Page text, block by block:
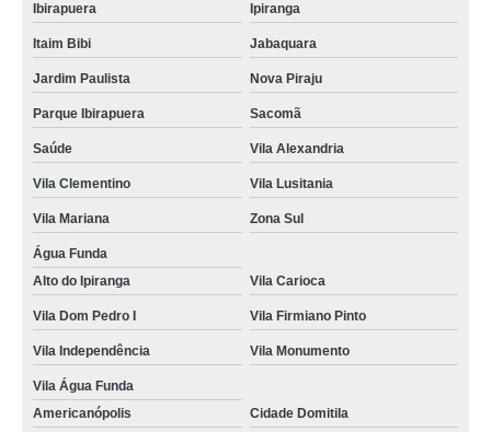
cursos de cfc Jardim Paulista
curso cfc renovação cnh orçar Cidade Leonor
curso cfc para habilitação Vila São José
curso cfc para renovação de habilitação Vila Mira
cursos teórico cfc Vila Brasílio Machado
cursos cfc auto escola Vila Campestre
curso cfc renovação cnh Vila Liviero
onde faz curso cfc reciclagem Jardim Paulista
onde faz curso cfc auto escola Santo André
onde faz curso cfc para habilitação São Salvador
onde faz curso teórico cfc Cidade Ademar
valor de curso cfc para renovação de habilitação Planalto
Ibirapuera Ipiranga
Itaim Bibi Jabaquara
Jardim Paulista Nova Piraju
Parque Ibirapuera Sacomã
Saúde Vila Alexandria
Vila Clementino Vila Lusitania
Vila Mariana Zona Sul
Água Funda
Alto do Ipiranga
Vila Carioca
Vila Dom Pedro I Vila Firmiano Pinto
Vila Independência Vila Monumento
Vila Água Funda
Americanópolis
Cidade Domitila